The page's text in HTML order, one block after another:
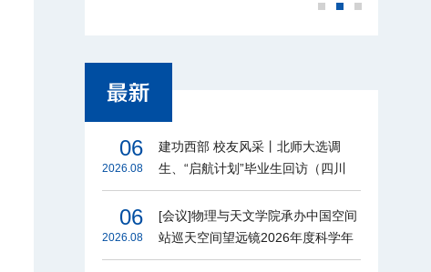
06
2026.08
建功西部 校友风采丨北师大选调
生、“启航计划”毕业生回访（四川
篇）
06
2026.08
[会议]物理与天文学院承办中国空间
站巡天空间望远镜2026年度科学年
会